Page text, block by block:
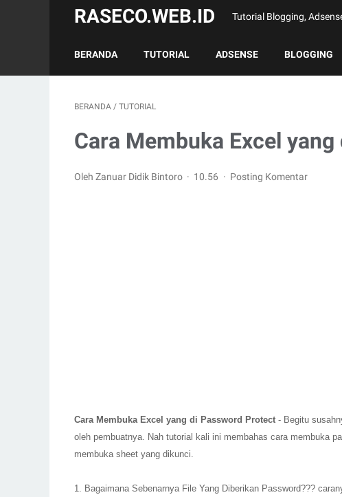
RASECO.WEB.ID Tutorial Blogging,
BERANDA TUTORIAL ADSENSE BLOGGING
BERANDA / TUTORIAL
Cara Membuka Excel
Oleh Zanuar Didik Bintoro 10.56 Posting Komentar
Cara Membuka Excel yang di Password Protect - Begitu
oleh pembuatnya. Nah tutorial kali ini membahas cara membuka
membuka sheet yang dikunci.
1. Bagaimana Sebenarnya File Yang Diberikan Password???